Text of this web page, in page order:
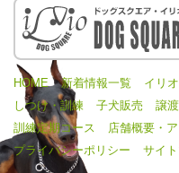
HOME 新着情報一覧 イリ
しつけ・訓練
子犬販売 譲
訓練定期コース
店舗概要・
プライバシーポリシー
サイ